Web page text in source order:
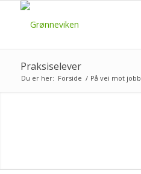
Praksiselever
Du er her: Forside / På vei mot jobb